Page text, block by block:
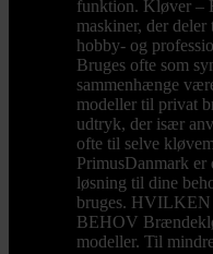
funktion. Kløver –
maskiner, der
hobby- og
Bruges ofte som
sammenhænge
modeller til privat
udtryk, der især
ofte til selve
PrimusDanmark er
løsning til dine
bruges.
BEHOV
modeller. Til